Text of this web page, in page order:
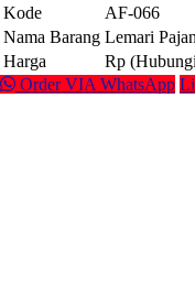
Kode
AF-066
Nama Barang Lemari
Harga
Rp
Order VIA WhatsApp